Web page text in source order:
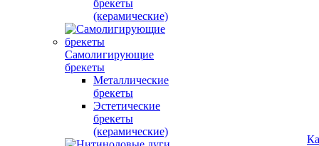
брекеты
(керамические)
Самолигирующие
брекеты
Металлические
брекеты
Эстетические
брекеты
(керамические)